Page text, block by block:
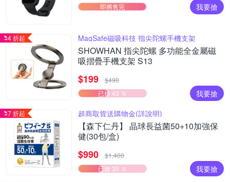
即將售完 我要搶
4 折起 MagSafe磁吸科技 指尖陀螺手機支架
SHOWHAN 指尖陀螺 多功能全金屬磁
吸摺疊手機支架 S13
$199
$490
已搶 43 ％
我要搶
7 折起 超商取貨送購物金(詳說明)
【森下仁丹】 晶球長益菌50+10加強保
健(30包/盒)
$990
$1,400
已搶 35 ％
我要搶